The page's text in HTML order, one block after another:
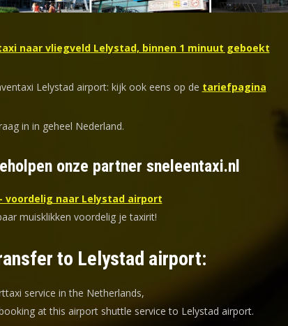
naar vliegveld Lelystad, binnen 1 minuut geboekt
Lelystad airport: kijk ook eens op de tariefpagina
in in geheel Nederland.
onze partner sneleentaxi.nl
voordelig naar Lelystad airport
muisklikken voordelig je taxirit!
to Lelystad airport:
service in the Netherlands,
at this airport shuttle service to Lelystad airport.